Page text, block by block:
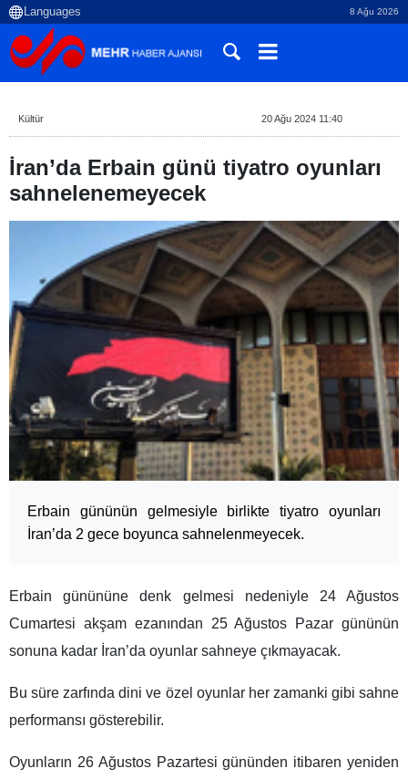
8 Ağu 2026
Kültür 20 Ağu 2024 11:40
İran’da Erbain günü tiyatro oyunları
sahnelenemeyecek
Erbain gününün gelmesiyle birlikte tiyatro oyunları
İran’da 2 gece boyunca sahnelenmeyecek.
Erbain günününe denk gelmesi nedeniyle 24 Ağustos
Cumartesi akşam ezanından 25 Ağustos Pazar gününün
sonuna kadar İran’da oyunlar sahneye çıkmayacak.
Bu süre zarfında dini ve özel oyunlar her zamanki gibi sahne
performansı gösterebilir.
Oyunların 26 Ağustos Pazartesi gününden itibaren yeniden